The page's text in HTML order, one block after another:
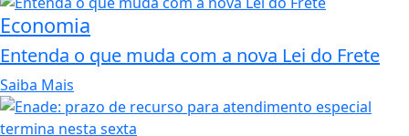
Economia
Entenda o que muda com a nova Lei do Frete
Saiba Mais